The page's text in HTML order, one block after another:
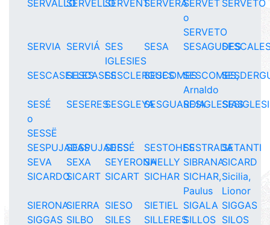
SERVALLÓSERVELLÓSERVENTSERVERASERVET
o
SERVETO
SERVETO
SERVIA SERVIÁ SES
IGLESIES
SESA SESAGUDES
SESCASELLES
SESCASESSESCLERGUES
SESCOMESSESCOMES,
Arnaldo
SESÉ
o
SESSË
SESERESSESGLEYASESGUARDIASESIGLESIAS
SESPUJADASSESPUJADES
SESSÉ SESTOHESSESTRADASETANTI
SEVA
SEXA SEYERONASHELLY SIBRANASICARD
SICARDOSICART SICART SICHAR SICHAR,
Paulus
Sicilia,
Lionor
SIERONASIERRA SIESO SIETIEL SIGALA SIGGAS
SIGGAS SILBO
SILES SILLERESSILLOS SILOS